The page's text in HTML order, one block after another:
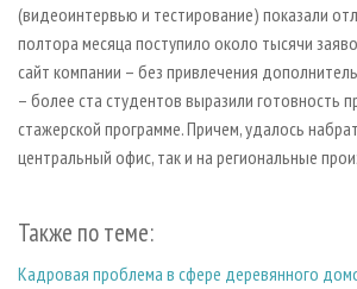
(видеоинтервью и тестирование) показали
полтора месяца поступило около тысячи
сайт компании – без привлечения
– более ста студентов выразили готовность
стажерской программе. Причем, удалось
центральный офис, так и на региональные
Также по теме:
Кадровая проблема в сфере деревянного